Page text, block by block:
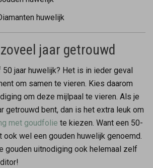
huwelijk
jaar getrouwd
50 jaar huwelijk? Het is in ieder geval
om samen te vieren. Kies daarom
om deze mijlpaal te vieren. Als je
getrouwd bent, dan is het extra leuk om
met goudfolie te kiezen. Want een 50-
ook wel een gouden huwelijk genoemd.
gouden uitnodiging ook helemaal zelf